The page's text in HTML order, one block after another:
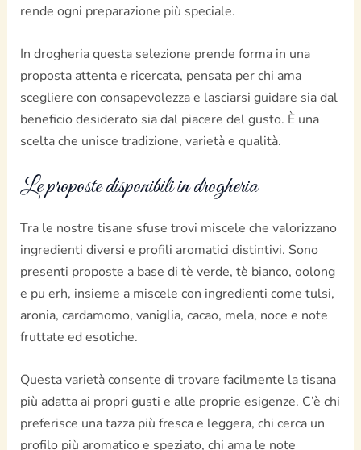
rende ogni preparazione più speciale.
In drogheria questa selezione prende forma in una
proposta attenta e ricercata, pensata per chi ama
scegliere con consapevolezza e lasciarsi guidare sia dal
beneficio desiderato sia dal piacere del gusto. È una
scelta che unisce tradizione, varietà e qualità.
Le proposte disponibili in drogheria
Tra le nostre tisane sfuse trovi miscele che valorizzano
ingredienti diversi e profili aromatici distintivi. Sono
presenti proposte a base di tè verde, tè bianco, oolong
e pu erh, insieme a miscele con ingredienti come tulsi,
aronia, cardamomo, vaniglia, cacao, mela, noce e note
fruttate ed esotiche.
Questa varietà consente di trovare facilmente la tisana
più adatta ai propri gusti e alle proprie esigenze. C’è chi
preferisce una tazza più fresca e leggera, chi cerca un
profilo più aromatico e speziato, chi ama le note